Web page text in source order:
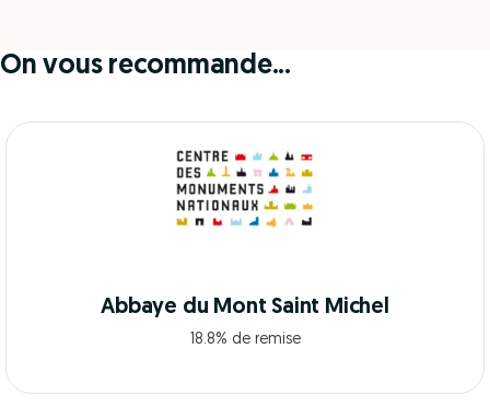
On vous recommande...
Abbaye du Mont Saint Michel
18.8% de remise